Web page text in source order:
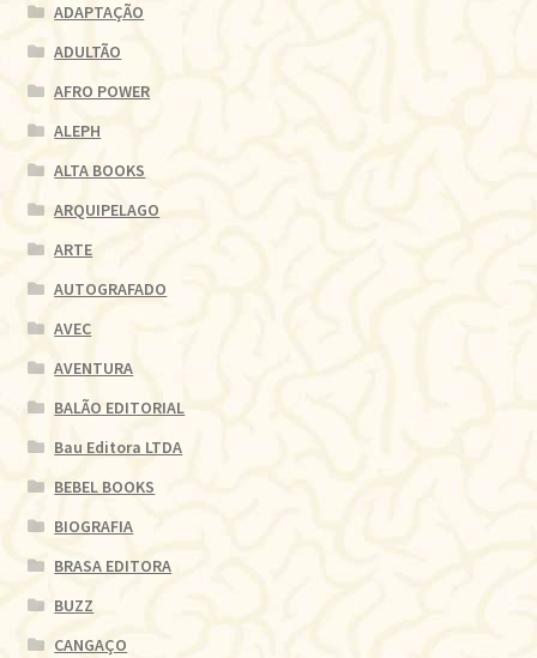
ADAPTAÇÃO
ADULTÃO
AFRO POWER
ALEPH
ALTA BOOKS
ARQUIPELAGO
ARTE
AUTOGRAFADO
AVEC
AVENTURA
BALÃO EDITORIAL
Bau Editora LTDA
BEBEL BOOKS
BIOGRAFIA
BRASA EDITORA
BUZZ
CANGAÇO